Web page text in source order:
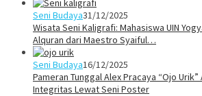
Seni Budaya31/12/2025
Wisata Seni Kaligrafi: Mahasiswa UIN
Alquran dari Maestro Syaiful…
Seni Budaya16/12/2025
Pameran Tunggal Alex Pracaya “Ojo
Integritas Lewat Seni Poster